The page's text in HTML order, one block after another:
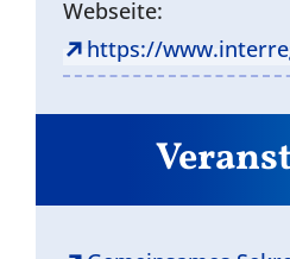
Webseite:
https://